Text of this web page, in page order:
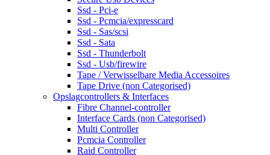
Ssd - Pci-e
Ssd - Pcmcia/expresscard
Ssd - Sas/scsi
Ssd - Sata
Ssd - Thunderbolt
Ssd - Usb/firewire
Tape / Verwisselbare Media Accessoires
Tape Drive (non Categorised)
Opslagcontrollers & Interfaces
Fibre Channel-controller
Interface Cards (non Categorised)
Multi Controller
Pcmcia Controller
Raid Controller